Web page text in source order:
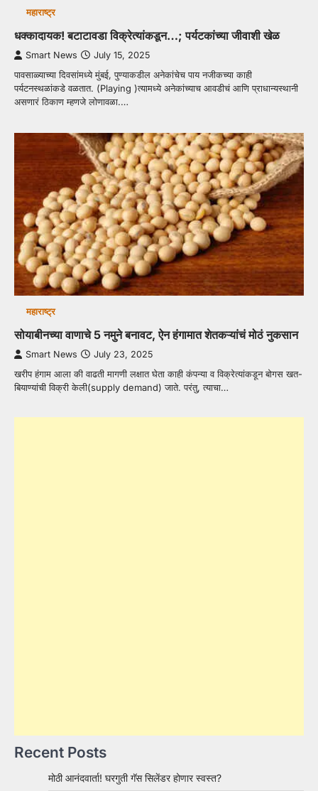
महाराष्ट्र
धक्कादायक! बटाटावडा विक्रेत्यांकडून…; पर्यटकांच्या जीवाशी खेळ
Smart News July 15, 2025
पावसाळ्याच्या दिवसांमध्ये मुंबई, पुण्याकडील अनेकांचेच पाय नजीकच्या काही
पर्यटनस्थळांकडे वळतात. (Playing )त्यामध्ये अनेकांच्याच आवडीचं आणि प्राधान्यस्थानी
असणारं ठिकाण म्हणजे लोणावळा.…
महाराष्ट्र
सोयाबीनच्या वाणाचे 5 नमुने बनावट, ऐन हंगामात शेतकऱ्यांचं मोठं नुकसान
Smart News July 23, 2025
खरीप हंगाम आला की वाढती मागणी लक्षात घेता काही कंपन्या व विक्रेत्यांकडून बोगस खत-
बियाण्यांची विक्री केली(supply demand) जाते. परंतु, त्याचा…
Recent Posts
मोठी आनंदवार्ता! घरगुती गॅस सिलेंडर होणार स्वस्त?